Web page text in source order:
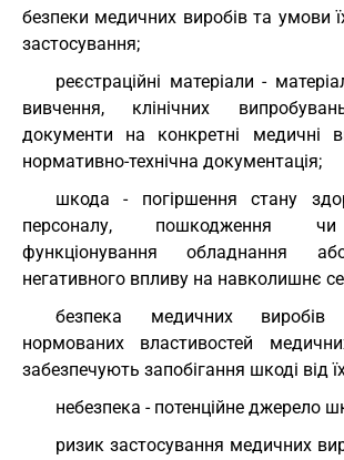
безпеки медичних виробів та умови
застосування;
реєстраційні матеріали -
вивчення, клінічних
документи на конкретні медичні
нормативно-технічна документація;
шкода - погіршення стану
персоналу, пошкодження чи
функціонування обладнання
негативного впливу на навколишнє
безпека медичних виробів
нормованих властивостей
забезпечують запобігання шкоді від
небезпека - потенційне джерело
ризик застосування медичних